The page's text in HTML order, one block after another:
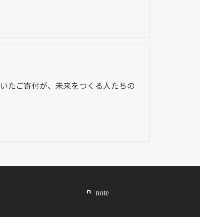
たご寄付が、未来をつくる人たちの
note